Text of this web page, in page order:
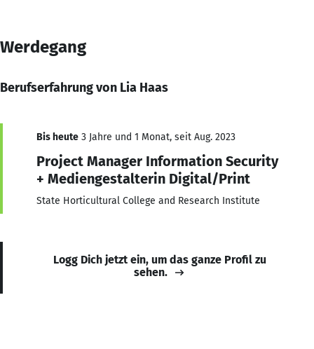
Werdegang
Berufserfahrung von Lia Haas
Bis heute 3 Jahre und 1 Monat, seit Aug. 2023
Project Manager Information Security
+ Mediengestalterin Digital/Print
State Horticultural College and Research Institute
Logg Dich jetzt ein, um das ganze Profil zu
sehen.